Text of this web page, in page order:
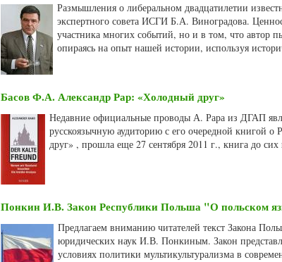
Размышления о либеральном двадцатилетии
экспертного совета ИСГИ Б.А. Виноградова.
участника многих событий, но и в том, что автор
опираясь на опыт нашей истории, используя
Басов Ф.А. Александр Рар: «Холодный друг»
Недавние официальные проводы А. Рара из ДГАП
русскоязычную аудиторию с его очередной книгой
друг» , прошла еще 27 сентября 2011 г., книга до
Понкин И.В. Закон Республики Польша "О польском
Предлагаем вниманию читателей текст Закона
юридических наук И.В. Понкиным. Закон
условиях политики мультикультурализма в